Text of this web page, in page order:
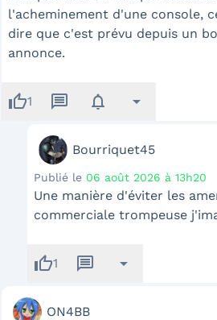
l'acheminement d'une console,
dire que c'est prévu depuis un
annonce.
thumb_up1 message notifications arrow_drop_down
Bourriquet45
Publié le 06 août 2026 à 13h20
Une manière d'éviter les
commerciale trompeuse
thumb_up1 message arrow_drop_down
ON4BB